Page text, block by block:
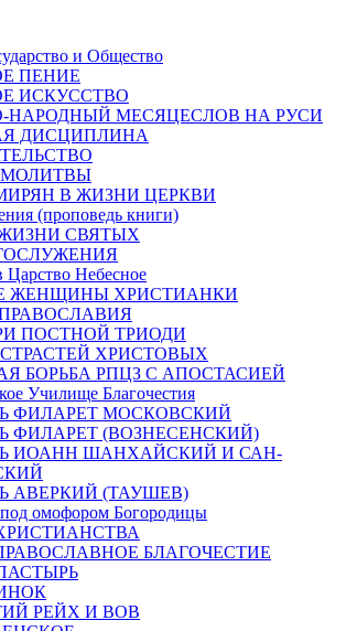
и Общество
ПЕНИЕ
ИСКУССТВО
НАРОДНЫЙ МЕСЯЦЕСЛОВ НА РУСИ
ДИСЦИПЛИНА
В ЖИЗНИ ЦЕРКВИ
(проповедь книги)
СВЯТЫХ
Царство Небесное
ЖЕНЩИНЫ ХРИСТИАНКИ
ПОСТНОЙ ТРИОДИ
ХРИСТОВЫХ
БОРЬБА РПЦЗ С АПОСТАСИЕЙ
Училище Благочестия
ФИЛАРЕТ МОСКОВСКИЙ
ФИЛАРЕТ (ВОЗНЕСЕНСКИЙ)
ИОАНН ШАНХАЙСКИЙ И САН-
АВЕРКИЙ (ТАУШЕВ)
под омофором Богородицы
БЛАГОЧЕСТИЕ
РЕЙХ И ВОВ